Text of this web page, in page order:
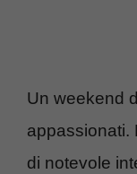
Un weekend
appassionati.
di notevole